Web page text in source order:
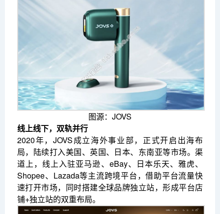
图源：JOVS
线上线下，双轨并行
2020年，JOVS成立海外事业部，正式开启出海布
局，陆续打入美国、英国、日本、东南亚等市场。渠
道上，线上入驻亚马逊、eBay、日本乐天、雅虎、
Shopee、Lazada等主流跨境平台，借助平台流量快
速打开市场，同时搭建全球品牌独立站，形成平台店
铺+独立站的双重布局。